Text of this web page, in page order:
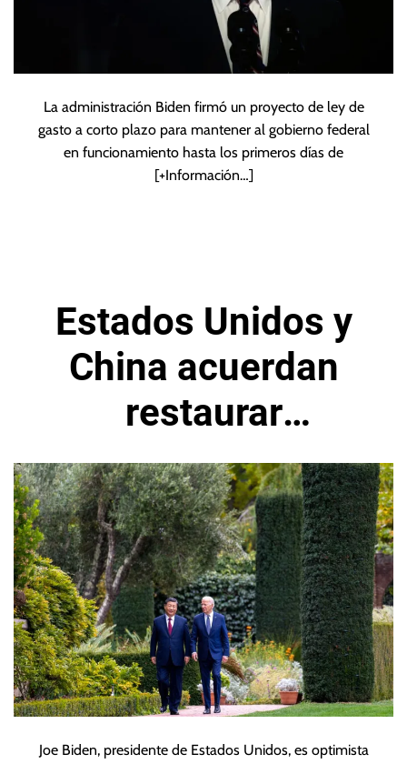
La administración Biden firmó un proyecto de ley de
gasto a corto plazo para mantener al gobierno federal
en funcionamiento hasta los primeros días de
[+Información…]
Estados Unidos y
China acuerdan
restaurar
comunicación
militar en San
Francisco
Joe Biden, presidente de Estados Unidos, es optimista